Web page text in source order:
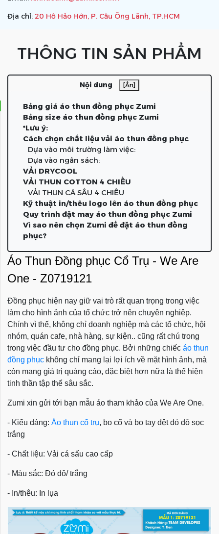
Địa chỉ: 20 Hồ Hảo Hớn, P. Cầu Ông Lãnh, TP.HCM
THÔNG TIN SẢN PHẨM
Nội dung [Ẩn]
Bảng giá áo thun đồng phục Zumi
Bảng size áo thun đồng phục Zumi
*Lưu ý:
Cách chọn chất liệu vải áo thun đồng phục
Dựa vào môi trường làm việc:
Dựa vào ngân sách:
VẢI DRYCOOL
VẢI THUN COTTON 4 CHIỀU
VẢI THUN CÁ SẤU 4 CHIỀU
Kỹ thuật in/thêu logo lên áo thun đồng phục
Quy trình đặt may áo thun đồng phục Zumi
Vì sao nên chọn Zumi để đặt áo thun đồng
phục?
Áo Thun Đồng phục Cổ Trụ - We Are
One - Z0719121
Đồng phục hiện nay giữ vai trò rất quan trọng trong việc
làm cho hình ảnh của tổ chức trở nên chuyên nghiệp.
Chính vì thế, không chỉ doanh nghiệp mà các tổ chức, hội
nhóm, quán cafe, nhà hàng, sự kiện.. cũng rất chú trong
trong việc đầu tư cho đồng phục. Bởi những chiếc áo thun
đồng phục không chỉ mang lại lợi ích về mặt hình ảnh, mà
còn mang giá trị quảng cáo, đặc biệt hơn nữa là thể hiện
tinh thần tập thể sâu sắc.
Zumi xin gửi tới bạn mẫu áo tham khảo của We Are One.
- Kiểu dáng: Áo thun cổ trụ, bo cổ và bo tay dệt đỏ đô sọc
trắng
- Chất liệu: Vải cá sấu cao cấp
- Màu sắc: Đỏ đô/ trắng
- In/thêu: In lụa